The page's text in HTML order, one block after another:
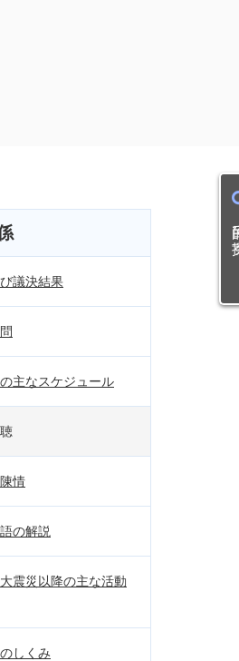
目
議決結果
主なスケジュール
情
の解説
震災以降の主な活動
しくみ